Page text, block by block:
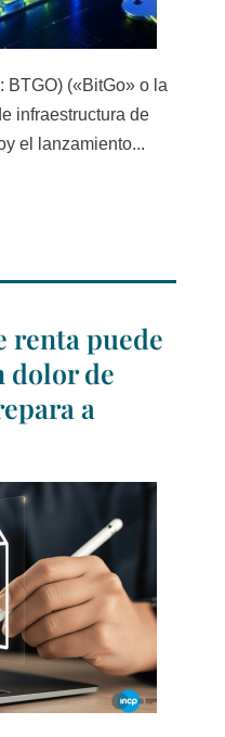
BTGO) («BitGo» o la
infraestructura de
el lanzamiento...
renta puede
dolor de
a